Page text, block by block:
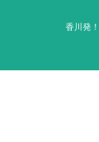
香川発